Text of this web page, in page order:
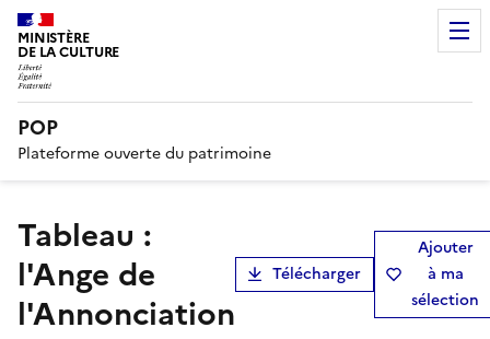
MINISTÈRE
DE LA CULTURE
POP
Plateforme ouverte du patrimoine
tableau :
l'Ange de
l'Annonciation
Télécharger
Ajouter
à ma
sélection